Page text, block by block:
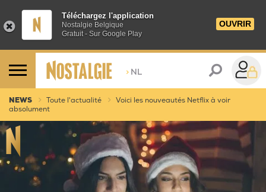
Téléchargez l'application
Nostalgie Belgique
Gratuit - Sur Google Play
OUVRIR
> NL
NEWS Toute l'actualité
Voici les nouveautés Netflix à voir
absolument